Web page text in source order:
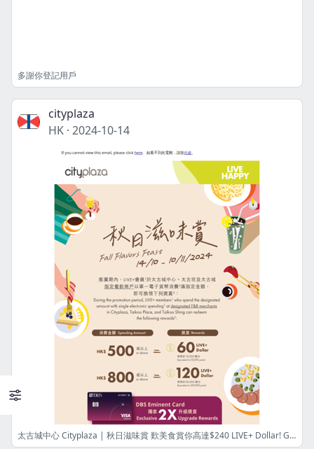
多謝你登記用戶
cityplaza
HK · 2024-10-14
太古城中心 Cityplaza | 秋日滋味賞 歎美食賞你高達$240 LIVE+ Dollar! Get up to $240 LIVE+ Dollar with designated spending on delicacies!